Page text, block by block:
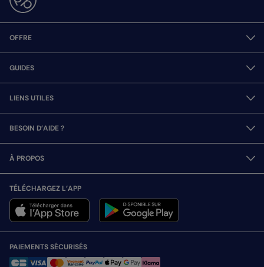
OFFRE
GUIDES
LIENS UTILES
BESOIN D’AIDE ?
À PROPOS
TÉLÉCHARGEZ L’APP
PAIEMENTS SÉCURISÉS